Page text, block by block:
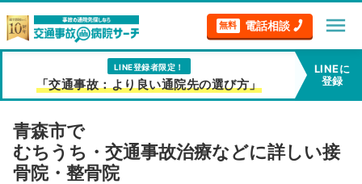
無料 電話相談 menu
LINE登録者限定！
「交通事故：より良い通院先の選び方」
LINEに
登録
青森市で
むちうち・交通事故治療などに詳しい接
骨院・整骨院